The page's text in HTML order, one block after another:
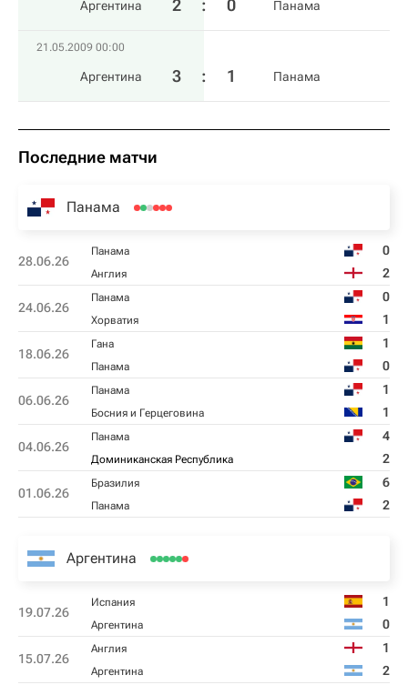
Аргентина 2 : 0 Панама
21.05.2009 00:00
Аргентина 3 : 1 Панама
Последние матчи
Панама
28.06.26
Панама 0
Англия 2
24.06.26
Панама 0
Хорватия 1
18.06.26
Гана 1
Панама 0
06.06.26
Панама 1
Босния и Герцеговина 1
04.06.26
Панама 4
Доминиканская Республика 2
01.06.26
Бразилия 6
Панама 2
Аргентина
19.07.26
Испания 1
Аргентина 0
15.07.26
Англия 1
Аргентина 2